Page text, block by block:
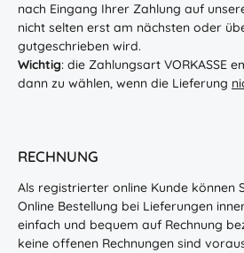
nach Eingang Ihrer Zahlung auf
nicht selten erst am nächsten oder
gutgeschrieben wird.
Wichtig: die Zahlungsart VORKASSE
dann zu wählen, wenn die Lieferung
RECHNUNG
Als registrierter online Kunde können
Online Bestellung bei Lieferungen
einfach und bequem auf Rechnung
keine offenen Rechnungen sind